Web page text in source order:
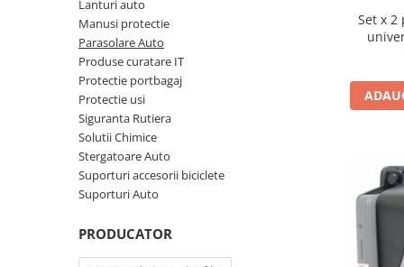
Lichid de Frana
Lichid de Parbriz
Ulei Cutie de Viteze
Ulei Servodirectie
Uleiuri Hidraulice
Vaselina si Lubrifianti Auto
Lanturi auto
Manusi protectie
Parasolare Auto
Produse curatare IT
Protectie portbagaj
Protectie usi
Siguranta Rutiera
Solutii Chimice
Stergatoare Auto
Suporturi accesorii biciclete
Suporturi Auto
PRODUCATOR
Set x 2